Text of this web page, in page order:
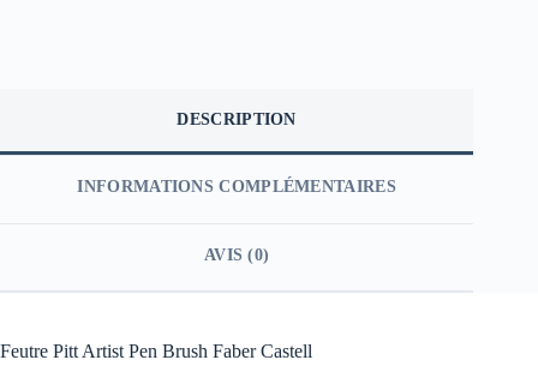
DESCRIPTION
INFORMATIONS COMPLÉMENTAIRES
AVIS (0)
Feutre Pitt Artist Pen Brush Faber Castell